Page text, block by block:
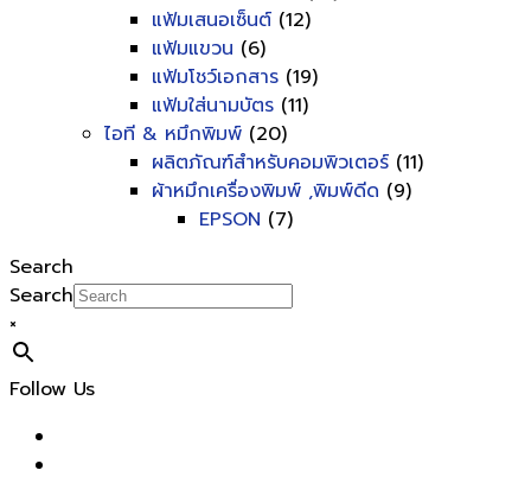
แฟ้มเสนอเซ็นต์ (12)
แฟ้มแขวน (6)
แฟ้มโชว์เอกสาร (19)
แฟ้มใส่นามบัตร (11)
ไอที & หมึกพิมพ์ (20)
ผลิตภัณฑ์สำหรับคอมพิวเตอร์ (11)
ผ้าหมึกเครื่องพิมพ์ ,พิมพ์ดีด (9)
EPSON (7)
Search
Search
×
Follow Us